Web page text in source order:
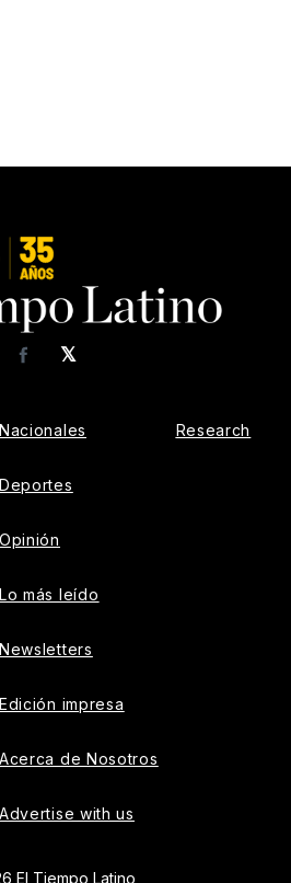
𝕏
Facebook
Nacionales
Deportes
Opinión
Lo más leído
Newsletters
Edición impresa
Acerca de Nosotros
Advertise with us
Research
El Tiempo Latino